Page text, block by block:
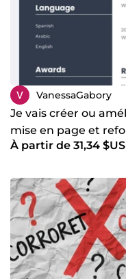
répondre rapidement
VanessaGabory
Je vais créer ou
mise en page et
À partir de 31,34 $US